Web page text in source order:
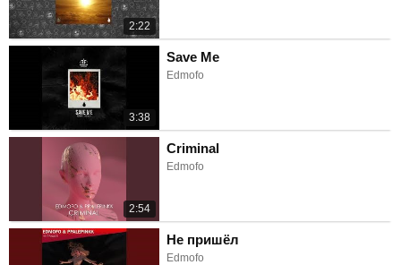
2:22
3:38
Save Me
Edmofo
2:54
Criminal
Edmofo
Не пришёл
Edmofo